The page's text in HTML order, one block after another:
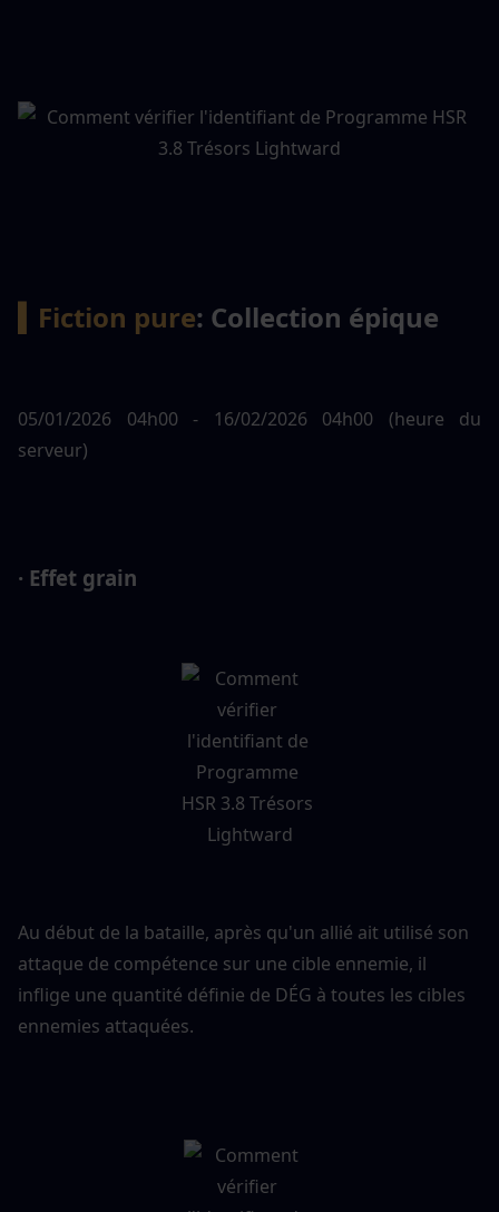
▍Fiction pure: Collection épique
05/01/2026 04h00 - 16/02/2026 04h00 (heure du
serveur)
· Effet grain
Au début de la bataille, après qu'un allié ait utilisé son
attaque de compétence sur une cible ennemie, il
inflige une quantité définie de DÉG à toutes les cibles
ennemies attaquées.